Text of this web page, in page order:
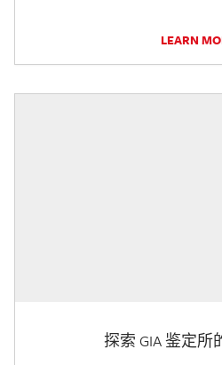
LEARN
探索 GIA 鉴定所